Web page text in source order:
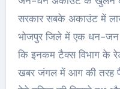
सरकार सबके अकाउंट में
भोजपुर जिले में एक धन-
कि इनकम टैक्स विभाग के
खबर जंगल में आग की तरह